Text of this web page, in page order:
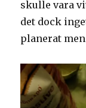
skulle vara
det dock
planerat